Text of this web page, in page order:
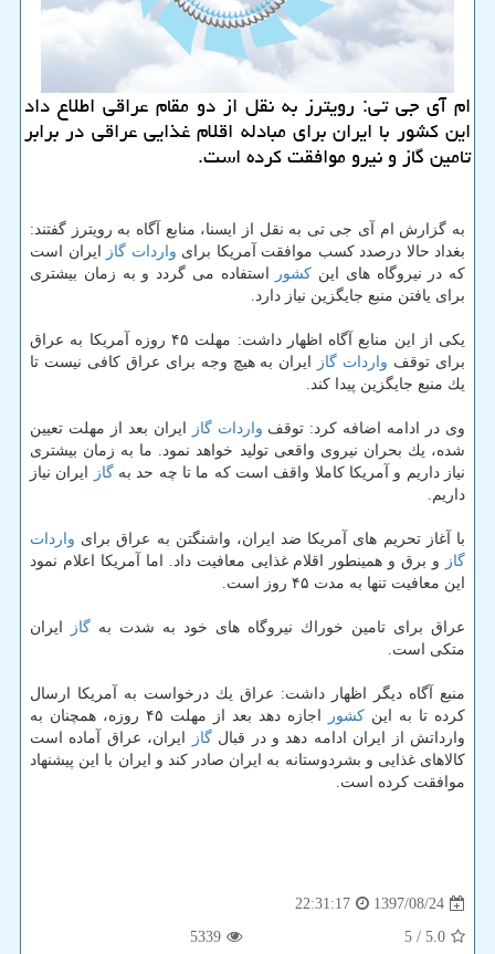
ام آی جی تی: رویترز به نقل از دو مقام عراقی اطلاع داد
این كشور با ایران برای مبادله اقلام غذایی عراقی در برابر
تامین گاز و نیرو موافقت كرده است.
به گزارش ام آی جی تی به نقل از ایسنا، منابع آگاه به رویترز گفتند:
بغداد حالا درصدد كسب موافقت آمریكا برای واردات گاز ایران است
كه در نیروگاه های این كشور
استفاده می گردد و به زمان بیشتری
برای یافتن منبع جایگزین نیاز دارد.
یكی از این منابع آگاه اظهار داشت: مهلت ۴۵ روزه آمریكا به عراق
برای توقف واردات گاز
ایران به هیچ وجه برای عراق كافی نیست تا
یك منبع جایگزین پیدا كند.
وی در ادامه اضافه كرد: توقف واردات گاز
ایران بعد از مهلت تعیین
شده، یك بحران نیروی واقعی تولید خواهد نمود. ما به زمان بیشتری
نیاز داریم و آمریكا كاملا واقف است كه ما تا چه حد بهگاز
ایران نیاز
داریم.
با آغاز تحریم های آمریكا ضد ایران، واشنگتن به عراق برای واردات
گاز
و برق و همینطور اقلام غذایی معافیت داد. اما آمریكا اعلام نمود
این معافیت تنها به مدت ۴۵ روز است.
عراق برای تامین خوراك نیروگاه های خود به شدت به گاز
ایران
متكی است.
منبع آگاه دیگر اظهار داشت: عراق یك درخواست به آمریكا ارسال
كرده تا به این كشور
اجازه دهد بعد از مهلت ۴۵ روزه، همچنان به
وارداتش از ایران ادامه دهد و در قبالگاز
ایران، عراق آماده است
كالاهای غذایی و بشردوستانه به ایران صادر كند و ایران با این پیشنهاد
موافقت كرده است.
1397/08/24
22:31:17
5.0
/ 5
5339